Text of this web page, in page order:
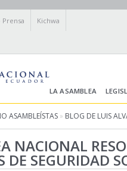
Prensa Kichwa
LA ASAMBLEA
ASAMBLEÍSTAS » BLOG DE LUIS
NACIONAL
DE SEGURIDAD